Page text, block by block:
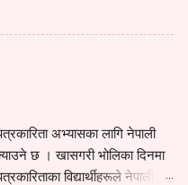
एकदिन केही नयाँ मान्छे स्कुलमा
अभ्यासका लागि नेपाली
छ । खासगरी भोलिका दिनमा
विद्यार्थीहरूले नेपाली